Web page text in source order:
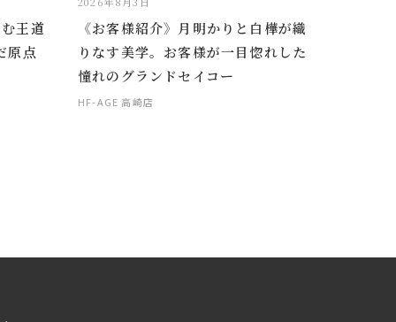
王道
原点
《お客様紹介》月明かりと白樺が織
りなす美学。お客様が一目惚れした
憧れのグランドセイコー
HF-AGE 高崎店